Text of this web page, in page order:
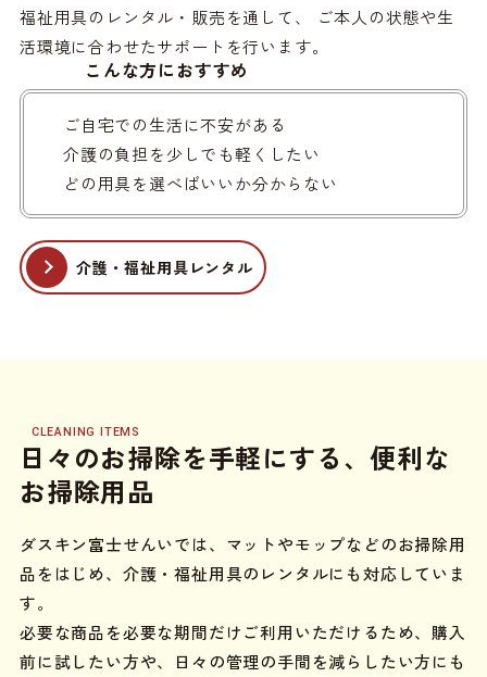
福祉用具のレンタル・販売を通して、 ご本人の状態や生
活環境に合わせたサポートを行います。
こんな方におすすめ
ご自宅での生活に不安がある
介護の負担を少しでも軽くしたい
どの用具を選べばいいか分からない
介護・福祉用具レンタル
CLEANING ITEMS
日々のお掃除を手軽にする、便利な
お掃除用品
ダスキン富士せんいでは、マットやモップなどのお掃除用
品をはじめ、介護・福祉用具のレンタルにも対応していま
す。
必要な商品を必要な期間だけご利用いただけるため、購入
前に試したい方や、日々の管理の手間を減らしたい方にも